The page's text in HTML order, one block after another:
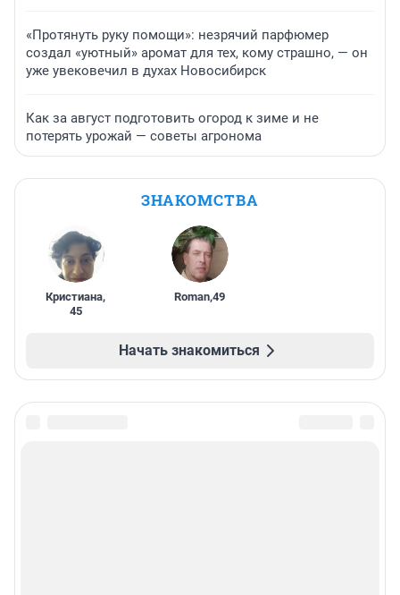
«Протянуть руку помощи»: незрячий парфюмер
создал «уютный» аромат для тех, кому страшно, — он
уже увековечил в духах Новосибирск
Как за август подготовить огород к зиме и не
потерять урожай — советы агронома
ЗНАКОМСТВА
Кристиана,
45
Roman,49
Начать знакомиться